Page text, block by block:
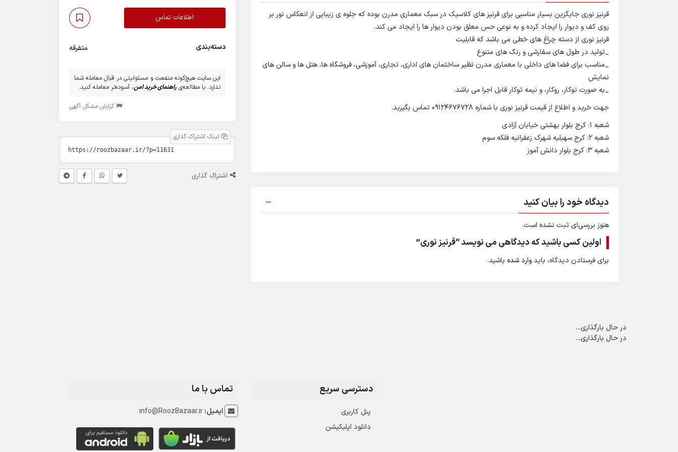
قرنیز نوری جایگزین بسیار مناسبی برای قرنیز های کلاسیک در سبک معماری مدرن بوده که جلوه ی زیبایی از انعکاس نور بر
روی کف و دیوار را ایجاد کرده و به نوعی حس معلق بودن دیوار ها را ایجاد می کند.
قرنیز نوری از دسته چراغ های خطی می باشد که قابلیت
_تولید در طول های سفارشی و رنگ های متنوع
_مناسب برای فضا های داخلی با معماری مدرن نظیر ساختمان های اداری، تجاری، آموزشی، فروشگاه ها، هتل ها و سالن های
نمایش
_به صورت توکار، روکار، و نیمه توکار قابل اجرا می باشد.
جهت خرید و اطلاع از قیمت قرنیز نوری با شماره ۰۹۱۲۴۶۷۶۷۲۸ تماس بگیرید.
شعبه ۱: کرج بلوار بهشتی خیابان آزادی
شعبه ۲: کرج سهیلیه شهرک زعفرانیه فلکه سوم
شعبه ۳: کرج بلوار دانش آموز
دیدگاه خود را بیان کنید
هنوز بررسی‌ای ثبت نشده است.
اولین کسی باشید که دیدگاهی می نویسد “قرنیز نوری”
برای فرستادن دیدگاه، بایدوارد شده باشید.
اطلاعات تماس
دسته‌بندی متفرقه
این سایت هیچ‌گونه منفعت و مسئولیتی در قبال معامله شما
ندارد. با مطالعه‌ی راهنمای خرید امن، آسوده‌تر معامله کنید.
گزارش مشکل آگهی
لینک اشتراک گذاری
اشتراک گذاری
در حال بارگذاری...
در حال بارگذاری...
دسترسی سریع
پنل کاربری
دانلود اپلیکیشن
تماس با ما
ایمیل:info@RoozBazaar.ir